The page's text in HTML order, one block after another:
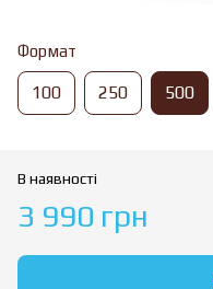
Формат
100 250 500
В наявності
3 990 грн